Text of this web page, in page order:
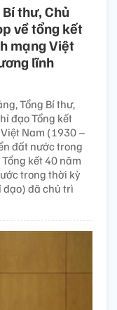
thư, Chủ
về tổng kết
mạng Việt
lĩnh
Tổng Bí thư,
đạo Tổng kết
Nam (1930 –
đất nước trong
kết 40 năm
trong thời kỳ
đạo) đã chủ trì